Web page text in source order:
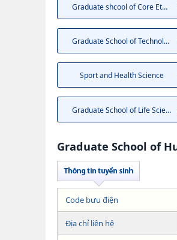
Graduate shcool of Core Ethic...
Graduate School of Technology...
Sport and Health Science
Graduate School of Life Sciences
Graduate School of
Code bưu điện
Địa chỉ liên hệ